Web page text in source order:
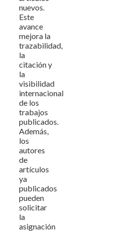
nuevos.
Este
avance
mejora la
trazabilidad,
la
citación y
la
visibilidad
internacional
de los
trabajos
publicados.
Además,
los
autores
de
artículos
ya
publicados
pueden
solicitar
la
asignación